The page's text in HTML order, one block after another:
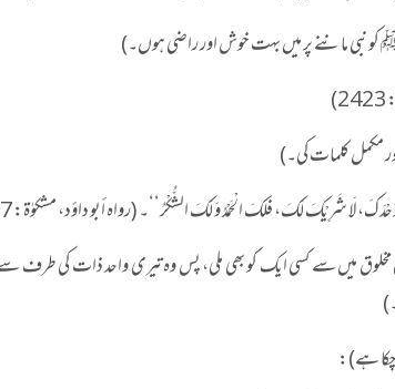
کو نبی ماننے پر میں بہت خوش اور راضی ہوں۔)
مکمل کلمات کی۔)
میں سے کسی ایک کو بھی ملی، پس وہ تیری واحد ذات کی